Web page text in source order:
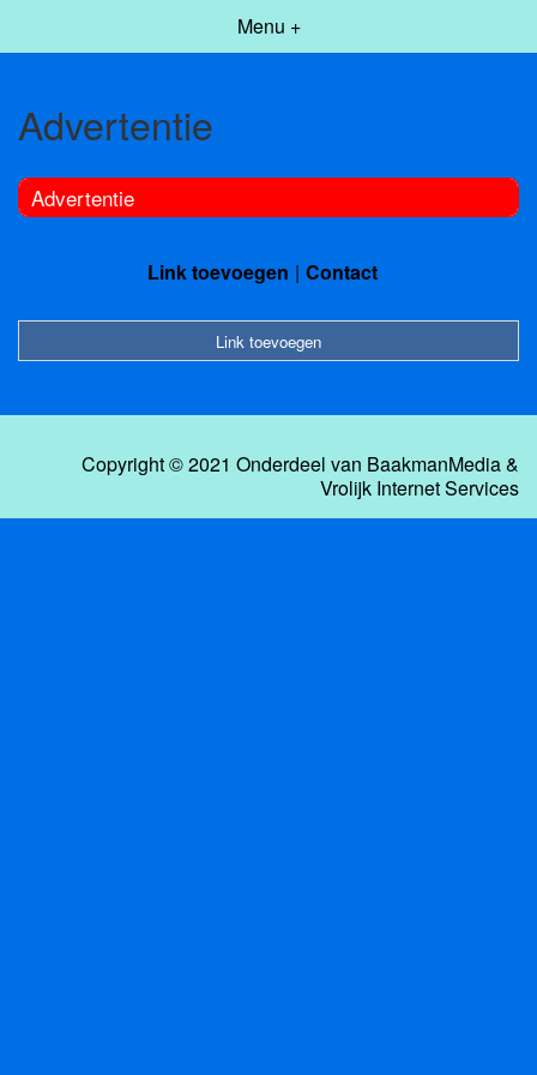
Menu +
Advertentie
Advertentie
Link toevoegen Contact
Link toevoegen
Copyright © 2021 Onderdeel van BaakmanMedia&
Vrolijk Internet Services